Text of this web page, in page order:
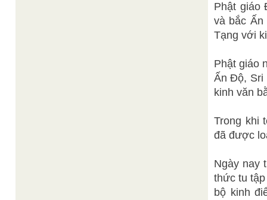
Phật giáo
và bắc Ấn
Tạng với
Phật giáo
Ấn Độ, Sri
kinh văn
Trong khi
đã được
Ngày nay
thức tu
bộ kinh